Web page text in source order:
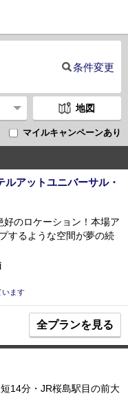
条件変更
地図
マイルキャンペーンあり
アットユニバーサル・
のロケーション！本場ア
するような空間が夢の続
います
全プランを見る
14分・JR桜島駅目の前大